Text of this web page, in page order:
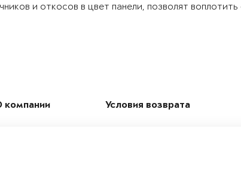
и откосов в цвет панели, позволят
компании Условия возврата